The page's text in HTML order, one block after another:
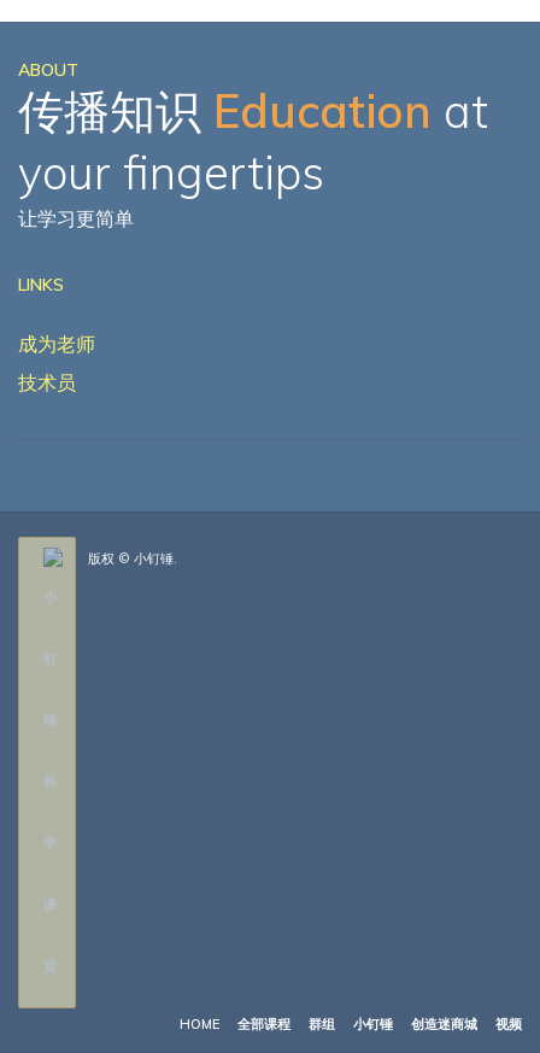
ABOUT
传播知识 Education at
your fingertips
让学习更简单
LINKS
成为老师
技术员
版权 © 小钉锤.
HOME 全部课程 群组 小钉锤 创造迷商城 视频